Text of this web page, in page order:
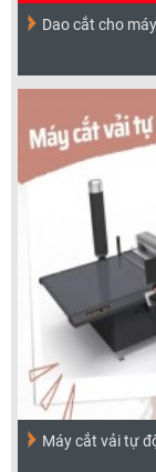
Dao cắt cho
Máy cắt vải tự